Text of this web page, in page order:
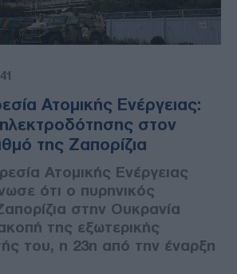
Ατομικής Ενέργειας:
στον
της Ζαπορίζια
Ατομικής Ενέργειας
ότι ο πυρηνικός
στην Ουκρανία
της εξωτερικής
του, η 23η από την έναρξη